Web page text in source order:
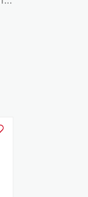
Wunschliste hinzufügen